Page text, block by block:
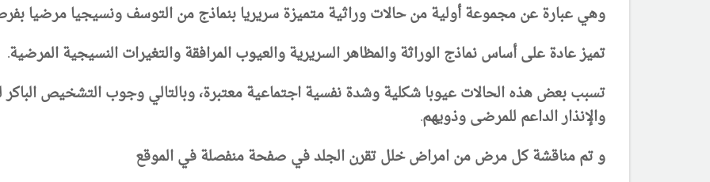
وهي عبارة عن مجموعة أولية من حالات وراثية متميزة سريريا بنماذج من التوسف ونسيجيا مرضيا
تميز عادة على أساس نماذج الوراثة والمظاهر السريرية والعيوب المرافقة والتغيرات النسيجية المرضية.
تسبب بعض هذه الحالات عيوبا شكلية وشدة نفسية اجتماعية معتبرة، وبالتالي وجوب التشخيص الباكر
والإنذار الداعم للمرضى وذويهم.
و تم مناقشة كل مرض من امراض خلل تقرن الجلد في صفحة منفصلة في الموقع